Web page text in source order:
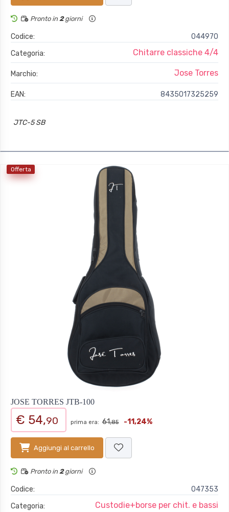
Pronto in 2giorni
Codice:
044970
Categoria:
Chitarre classiche 4/4
Marchio: Jose Torres
EAN: 8435017325259
JTC-5 SB
Offerta
JOSE TORRES JTB-100
€ 54,90 prima era: 61,85 -11,24%
Aggiungi al carrello
Pronto in 2giorni
Codice:
047353
Categoria:
Custodie+borse per chit. e bassi